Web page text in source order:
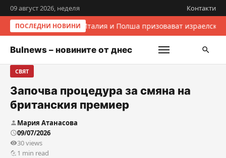
09 август 2026, неделя Контакти
ПОСЛЕДНИ НОВИНИ Италия и Полша призовават
Bulnews – новините от днес
СВЯТ
Започва процедура за смяна на
британския премиер
Мария Атанасова
09/07/2026
30 views
1 min read